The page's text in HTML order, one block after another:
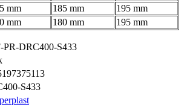
mm 185 mm
195 mm
mm 180 mm 195 mm
PR-DRC400-S433
S433